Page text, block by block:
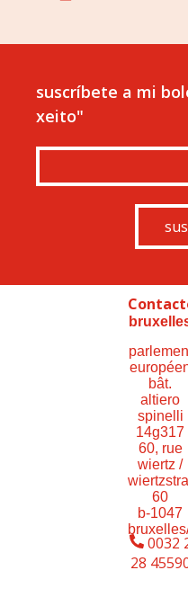
suscríbete a mi
xeito"
bât.
altiero
spinelli
14g317
60, rue
wiertz /
60
b-1047
0032
28